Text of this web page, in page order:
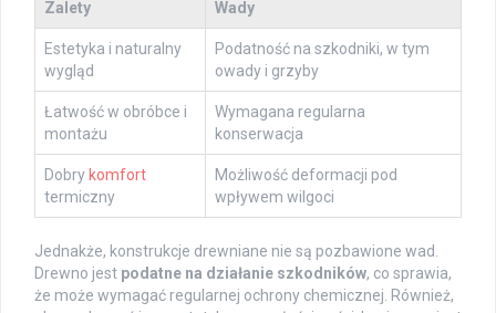
Zalety Wady
Estetyka i naturalny
wygląd
Podatność na szkodniki, w tym
owady i grzyby
Łatwość w obróbce i
montażu
Wymagana regularna
konserwacja
Dobry komfort
termiczny
Możliwość deformacji pod
wpływem wilgoci
Jednakże, konstrukcje drewniane nie są pozbawione wad.
Drewno jest podatne na działanie szkodników, co sprawia,
że może wymagać regularnej ochrony chemicznej. Również,